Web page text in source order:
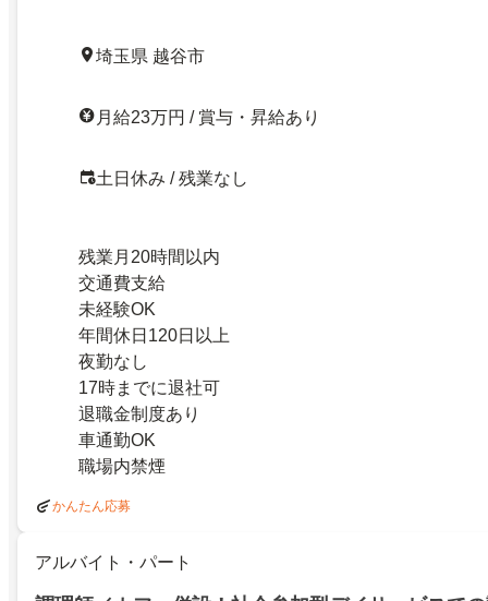
埼玉県 越谷市
月給23万円 / 賞与・昇給あり
土日休み / 残業なし
残業月20時間以内
交通費支給
未経験OK
年間休日120日以上
夜勤なし
17時までに退社可
退職金制度あり
車通勤OK
職場内禁煙
かんたん応募
アルバイト・パート